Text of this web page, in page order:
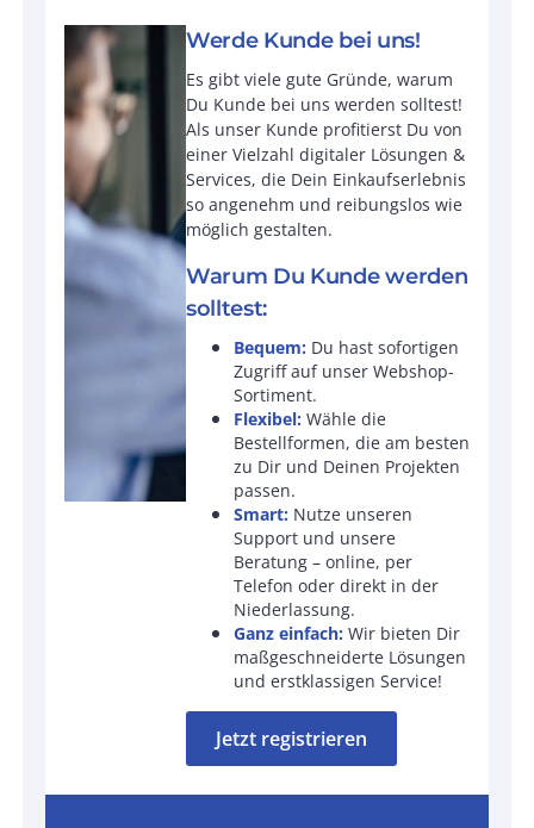
Werde Kunde bei uns!
Es gibt viele gute Gründe, warum
Du Kunde bei uns werden solltest!
Als unser Kunde profitierst Du von
einer Vielzahl digitaler Lösungen &
Services, die Dein Einkaufserlebnis
so angenehm und reibungslos wie
möglich gestalten.
Warum Du Kunde werden
solltest:
Bequem: Du hast sofortigen
Zugriff auf unser Webshop-
Sortiment.
Flexibel: Wähle die
Bestellformen, die am besten
zu Dir und Deinen Projekten
passen.
Smart: Nutze unseren
Support und unsere
Beratung – online, per
Telefon oder direkt in der
Niederlassung.
Ganz einfach: Wir bieten Dir
maßgeschneiderte Lösungen
und erstklassigen Service!
Jetzt registrieren